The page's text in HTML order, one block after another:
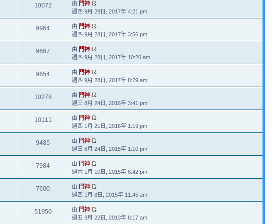
10072 由 門神
週四 9月 28日, 2017年 4:21 pm
9964 由 門神
週四 9月 28日, 2017年 3:56 pm
9667 由 門神
週四 9月 28日, 2017年 10:20 am
9654 由 門神
週四 9月 28日, 2017年 8:29 am
10278 由 門神
週三 8月 24日, 2016年 3:41 pm
10111 由 門神
週四 1月 21日, 2016年 1:19 pm
9485 由 門神
週三 6月 24日, 2015年 1:10 pm
7984 由 門神
週六 1月 10日, 2015年 8:42 pm
7600 由 門神
週四 1月 8日, 2015年 11:45 am
51950 由 門神
週五 3月 22日, 2013年 8:17 am